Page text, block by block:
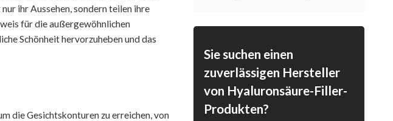
ihr Aussehen, sondern teilen ihre
für die außergewöhnlichen
Schönheit hervorzuheben und das
die Gesichtskonturen zu erreichen, von
Großhandel und Kunden
Sie suchen einen
zuverlässigen Hersteller
von Hyaluronsäure-Filler-
Produkten?